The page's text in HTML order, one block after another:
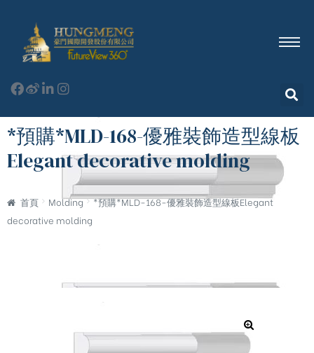
*預購*MLD-168-優雅裝飾造型線板
Elegant decorative molding
首頁 Molding
*預購*MLD-168-優雅裝飾造型線板Elegant
decorative molding